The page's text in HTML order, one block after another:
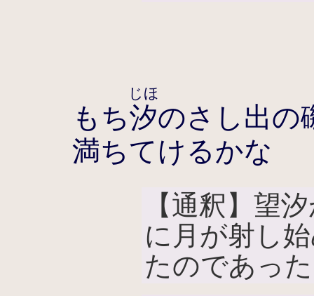
もち汐
じほ
のさし出の
満ちてけるかな
【通釈】望
に月が射し
たのであっ